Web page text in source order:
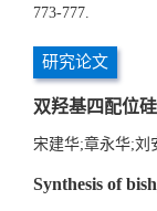
773-777.
研究论文
双羟基四配位
宋建华;章永华;
Synthesis of